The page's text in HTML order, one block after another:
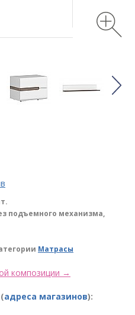
подъемного механизма,
Матрасы
композиции →
адреса магазинов):